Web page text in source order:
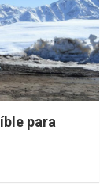
para